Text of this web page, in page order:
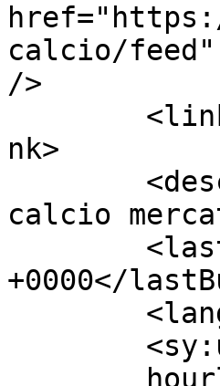
calcio/
/>
nk>
calcio
+0000</